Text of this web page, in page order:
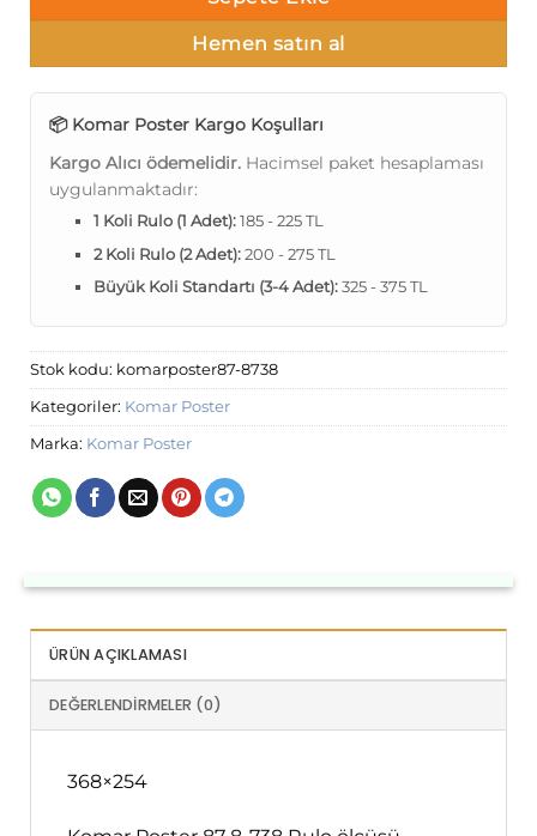
Hemen satın al
📦 Komar Poster Kargo Koşulları
Kargo Alıcı ödemelidir. Hacimsel paket hesaplaması
uygulanmaktadır:
1 Koli Rulo (1 Adet):185 - 225 TL
2 Koli Rulo (2 Adet):200 - 275 TL
Büyük Koli Standartı (3-4 Adet):325 - 375 TL
Stok kodu: komarposter87-8738
Kategoriler: Komar Poster
Marka: Komar Poster
ÜRÜN AÇIKLAMASI
DEĞERLENDIRMELER (0)
368×254